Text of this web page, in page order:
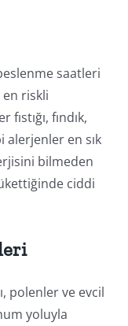
saatleri
en riskli
fındık,
alerjenler en sık
bilmeden
ciddi
polenler ve evcil
yoluyla